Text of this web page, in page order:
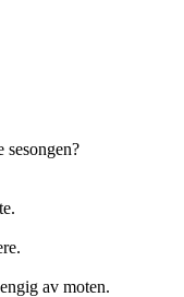
sesongen?
av moten.